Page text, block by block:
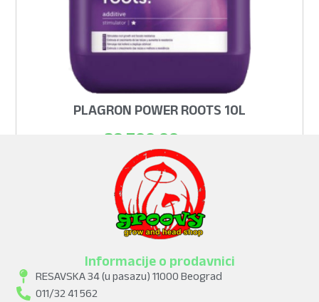
PLAGRON POWER ROOTS 10L
39.700,00
ADD TO CART
Informacije o prodavnici
RESAVSKA 34 (u pasazu) 11000 Beograd
011/32 41 562